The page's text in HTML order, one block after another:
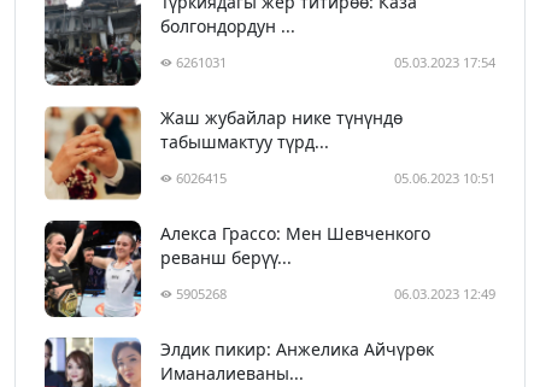
болгондордун ...
6261031 05.03.2023 17:54
Жаш жубайлар нике түнүндө
табышмактуу түрд...
6026415 05.06.2023 10:51
Алекса Грассо: Мен Шевченкого
реванш берүү...
5905268 06.03.2023 12:49
Элдик пикир: Анжелика Айчүрөк
Иманалиеваны...